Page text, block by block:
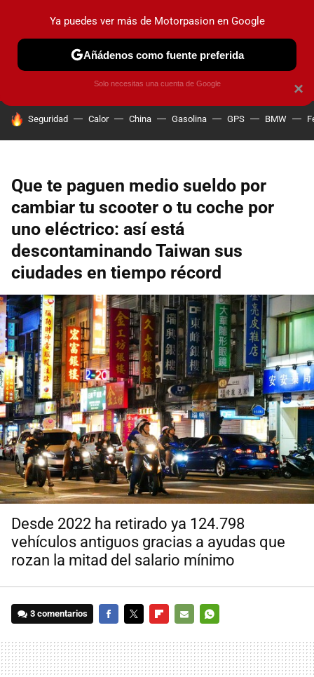
PRUEBAS COCHES ELÉCTRICOS OBSERVATORIO
HOY SE HABLA DE
Seguridad Calor China Gasolina GPS BMW
Que te paguen medio sueldo por
cambiar tu scooter o tu coche por
uno eléctrico: así está
descontaminando Taiwan sus
ciudades en tiempo récord
Desde 2022 ha retirado ya 124.798
vehículos antiguos gracias a ayudas que
rozan la mitad del salario mínimo
3 comentarios
MAIL
×
Ya puedes ver más de Motorpasion en Google
Añádenos como fuente preferida
Solo necesitas una cuenta de Google